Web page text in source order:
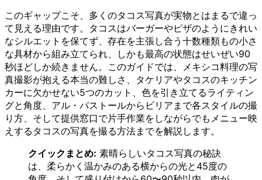
このギャップこそ、多くのタコス写真が実物とはまるで違っ
て見える理由です。タコスはバーガーやピザのようにきれい
なシルエットを保てず、存在を主張し合う十数種類もの小さ
な具材から組み立てられ、しかも最高の状態はせいぜい90
秒ほどしか続きません。このガイドでは、メキシコ料理の写
真撮影が抱える本当の難しさ、タケリアやタコスのキッチン
カーに欠かせない5つのカット、色を引き立てるライティン
グと角度、アル・パストールからビリアまで各スタイルの撮
り方、そして提供窓口で片手作業をしながらでもメニュー映
えするタコスの写真を撮る方法までを解説します。
クイックまとめ: 素晴らしいタコス写真の秘訣
は、柔らかく温かみのある横からの光と45度の